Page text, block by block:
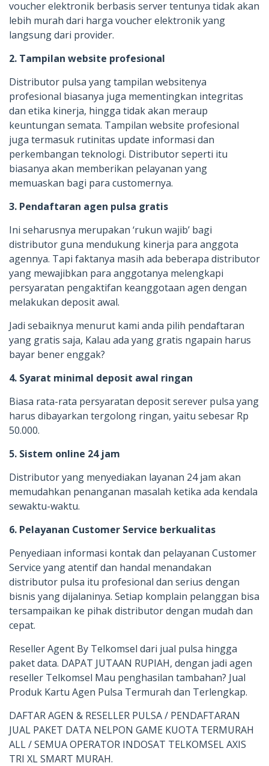
voucher elektronik berbasis server tentunya tidak akan
lebih murah dari harga voucher elektronik yang
langsung dari provider.
2. Tampilan website profesional
Distributor pulsa yang tampilan websitenya
profesional biasanya juga mementingkan integritas
dan etika kinerja, hingga tidak akan meraup
keuntungan semata. Tampilan website profesional
juga termasuk rutinitas update informasi dan
perkembangan teknologi. Distributor seperti itu
biasanya akan memberikan pelayanan yang
memuaskan bagi para customernya.
3. Pendaftaran agen pulsa gratis
Ini seharusnya merupakan ‘rukun wajib’ bagi
distributor guna mendukung kinerja para anggota
agennya. Tapi faktanya masih ada beberapa distributor
yang mewajibkan para anggotanya melengkapi
persyaratan pengaktifan keanggotaan agen dengan
melakukan deposit awal.
Jadi sebaiknya menurut kami anda pilih pendaftaran
yang gratis saja, Kalau ada yang gratis ngapain harus
bayar bener enggak?
4. Syarat minimal deposit awal ringan
Biasa rata-rata persyaratan deposit serever pulsa yang
harus dibayarkan tergolong ringan, yaitu sebesar Rp
50.000.
5. Sistem online 24 jam
Distributor yang menyediakan layanan 24 jam akan
memudahkan penanganan masalah ketika ada kendala
sewaktu-waktu.
6. Pelayanan Customer Service berkualitas
Penyediaan informasi kontak dan pelayanan Customer
Service yang atentif dan handal menandakan
distributor pulsa itu profesional dan serius dengan
bisnis yang dijalaninya. Setiap komplain pelanggan bisa
tersampaikan ke pihak distributor dengan mudah dan
cepat.
Reseller Agent By Telkomsel dari jual pulsa hingga
paket data. DAPAT JUTAAN RUPIAH, dengan jadi agen
reseller Telkomsel Mau penghasilan tambahan? Jual
Produk Kartu Agen Pulsa Termurah dan Terlengkap.
DAFTAR AGEN & RESELLER PULSA / PENDAFTARAN
JUAL PAKET DATA NELPON GAME KUOTA TERMURAH
ALL / SEMUA OPERATOR INDOSAT TELKOMSEL AXIS
TRI XL SMART MURAH.